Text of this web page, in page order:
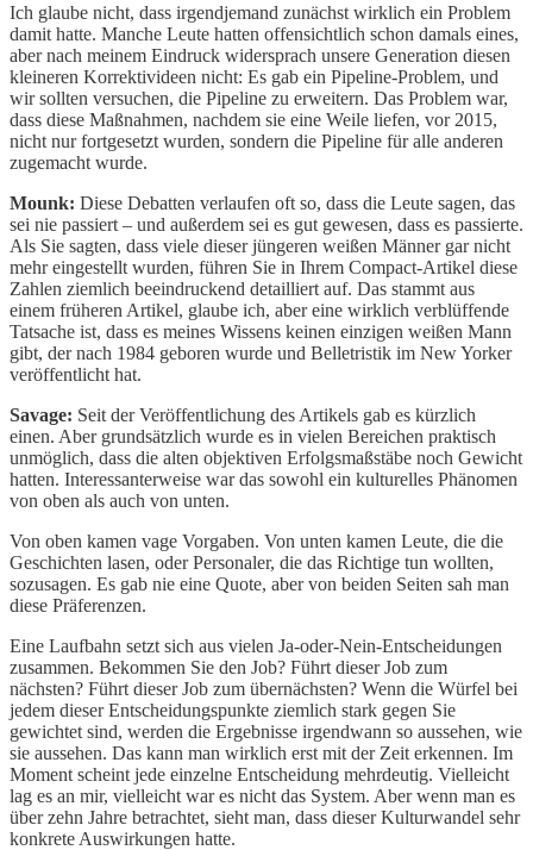
Ich glaube nicht, dass irgendjemand zunächst wirklich ein Problem
damit hatte. Manche Leute hatten offensichtlich schon damals eines,
aber nach meinem Eindruck widersprach unsere Generation diesen
kleineren Korrektivideen nicht: Es gab ein Pipeline-Problem, und
wir sollten versuchen, die Pipeline zu erweitern. Das Problem war,
dass diese Maßnahmen, nachdem sie eine Weile liefen, vor 2015,
nicht nur fortgesetzt wurden, sondern die Pipeline für alle anderen
zugemacht wurde.
Mounk: Diese Debatten verlaufen oft so, dass die Leute sagen, das
sei nie passiert – und außerdem sei es gut gewesen, dass es passierte.
Als Sie sagten, dass viele dieser jüngeren weißen Männer gar nicht
mehr eingestellt wurden, führen Sie in Ihrem Compact-Artikel diese
Zahlen ziemlich beeindruckend detailliert auf. Das stammt aus
einem früheren Artikel, glaube ich, aber eine wirklich verblüffende
Tatsache ist, dass es meines Wissens keinen einzigen weißen Mann
gibt, der nach 1984 geboren wurde und Belletristik im New Yorker
veröffentlicht hat.
Savage: Seit der Veröffentlichung des Artikels gab es kürzlich
einen. Aber grundsätzlich wurde es in vielen Bereichen praktisch
unmöglich, dass die alten objektiven Erfolgsmaßstäbe noch Gewicht
hatten. Interessanterweise war das sowohl ein kulturelles Phänomen
von oben als auch von unten.
Von oben kamen vage Vorgaben. Von unten kamen Leute, die die
Geschichten lasen, oder Personaler, die das Richtige tun wollten,
sozusagen. Es gab nie eine Quote, aber von beiden Seiten sah man
diese Präferenzen.
Eine Laufbahn setzt sich aus vielen Ja-oder-Nein-Entscheidungen
zusammen. Bekommen Sie den Job? Führt dieser Job zum
nächsten? Führt dieser Job zum übernächsten? Wenn die Würfel bei
jedem dieser Entscheidungspunkte ziemlich stark gegen Sie
gewichtet sind, werden die Ergebnisse irgendwann so aussehen, wie
sie aussehen. Das kann man wirklich erst mit der Zeit erkennen. Im
Moment scheint jede einzelne Entscheidung mehrdeutig. Vielleicht
lag es an mir, vielleicht war es nicht das System. Aber wenn man es
über zehn Jahre betrachtet, sieht man, dass dieser Kulturwandel sehr
konkrete Auswirkungen hatte.